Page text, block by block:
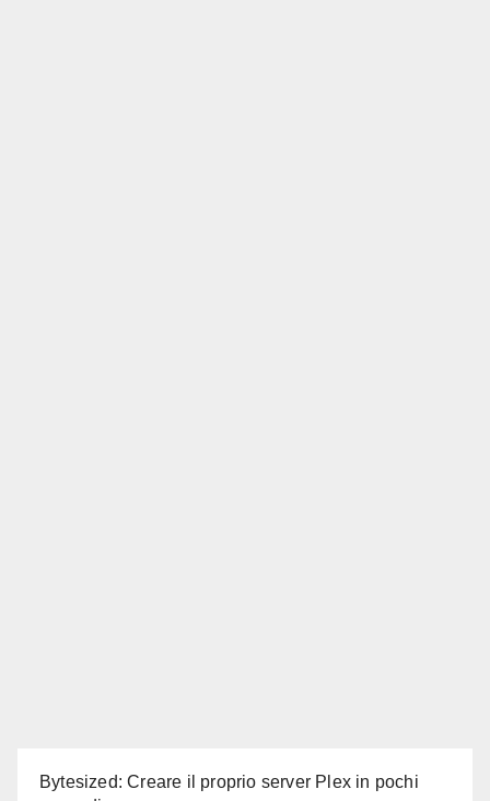
Bytesized: Creare il proprio server Plex in pochi